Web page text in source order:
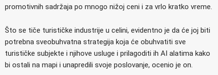
promotivnih sadržaja po mnogo nižoj ceni i za vrlo kratko vreme.
Što se tiče turističke industrije u celini, evidentno je da će joj biti
potrebna sveobuhvatna strategija koja će obuhvatiti sve
turističke subjekte i njihove usluge i prilagoditi ih AI alatima kako
bi ostali na mapi i unapredili svoje poslovanje, ocenio je on.